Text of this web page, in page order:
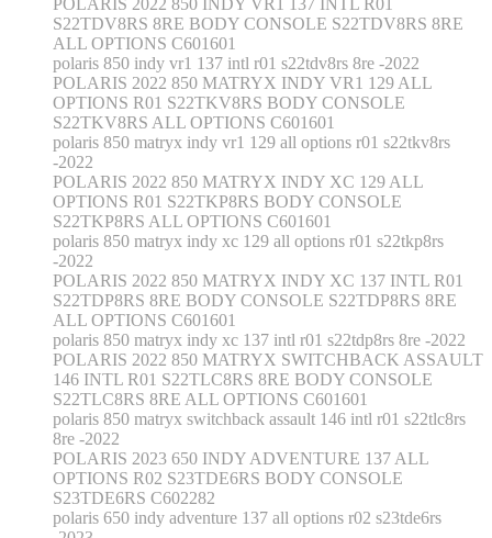
S22TDV8RS 8RE BODY CONSOLE S22TDV8RS 8RE
ALL OPTIONS C601601
polaris 850 indy vr1 137 intl r01 s22tdv8rs 8re -2022
POLARIS 2022 850 MATRYX INDY VR1 129 ALL
OPTIONS R01 S22TKV8RS BODY CONSOLE
S22TKV8RS ALL OPTIONS C601601
polaris 850 matryx indy vr1 129 all options r01 s22tkv8rs
-2022
POLARIS 2022 850 MATRYX INDY XC 129 ALL
OPTIONS R01 S22TKP8RS BODY CONSOLE
S22TKP8RS ALL OPTIONS C601601
polaris 850 matryx indy xc 129 all options r01 s22tkp8rs
-2022
POLARIS 2022 850 MATRYX INDY XC 137 INTL R01
S22TDP8RS 8RE BODY CONSOLE S22TDP8RS 8RE
ALL OPTIONS C601601
polaris 850 matryx indy xc 137 intl r01 s22tdp8rs 8re -2022
POLARIS 2022 850 MATRYX SWITCHBACK ASSAULT
146 INTL R01 S22TLC8RS 8RE BODY CONSOLE
S22TLC8RS 8RE ALL OPTIONS C601601
polaris 850 matryx switchback assault 146 intl r01 s22tlc8rs
8re -2022
POLARIS 2023 650 INDY ADVENTURE 137 ALL
OPTIONS R02 S23TDE6RS BODY CONSOLE
S23TDE6RS C602282
polaris 650 indy adventure 137 all options r02 s23tde6rs